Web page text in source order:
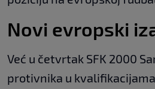
Novi evropski
Već u četvrtak SFK 2000
protivnika u kvalifikacijama